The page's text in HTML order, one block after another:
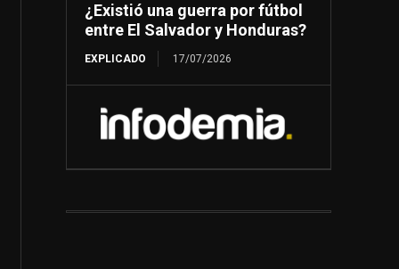
¿Existió una guerra por fútbol
entre El Salvador y Honduras?
EXPLICADO 17/07/2026